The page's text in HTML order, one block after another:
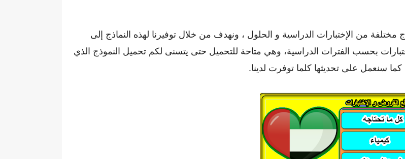
مختلفة من الإختبارات الدراسية و الحلول ، ونهدف من خلال توفيرنا لهذه النماذج إلى
بحسب الفترات الدراسية، وهي متاحة للتحميل حتى يتسنى لكم تحميل النموذج الذي
كما سنعمل على تحديثها كلما توفرت لدينا.